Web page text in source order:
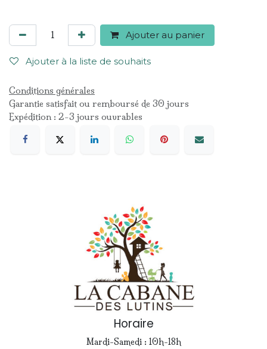
Ajouter au panier
Ajouter à la liste de souhaits
Conditions générales
Garantie satisfait ou remboursé de 30 jours
Expédition : 2-3 jours ouvrables
Horaire
Mardi-Samedi : 10h-18h